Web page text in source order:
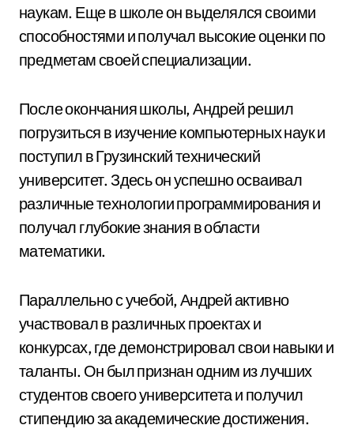
наукам. Еще в школе он выделялся своими
способностями и получал высокие оценки по
предметам своей специализации.
После окончания школы, Андрей решил
погрузиться в изучение компьютерных наук и
поступил в Грузинский технический
университет. Здесь он успешно осваивал
различные технологии программирования и
получал глубокие знания в области
математики.
Параллельно с учебой, Андрей активно
участвовал в различных проектах и
конкурсах, где демонстрировал свои навыки и
таланты. Он был признан одним из лучших
студентов своего университета и получил
стипендию за академические достижения.